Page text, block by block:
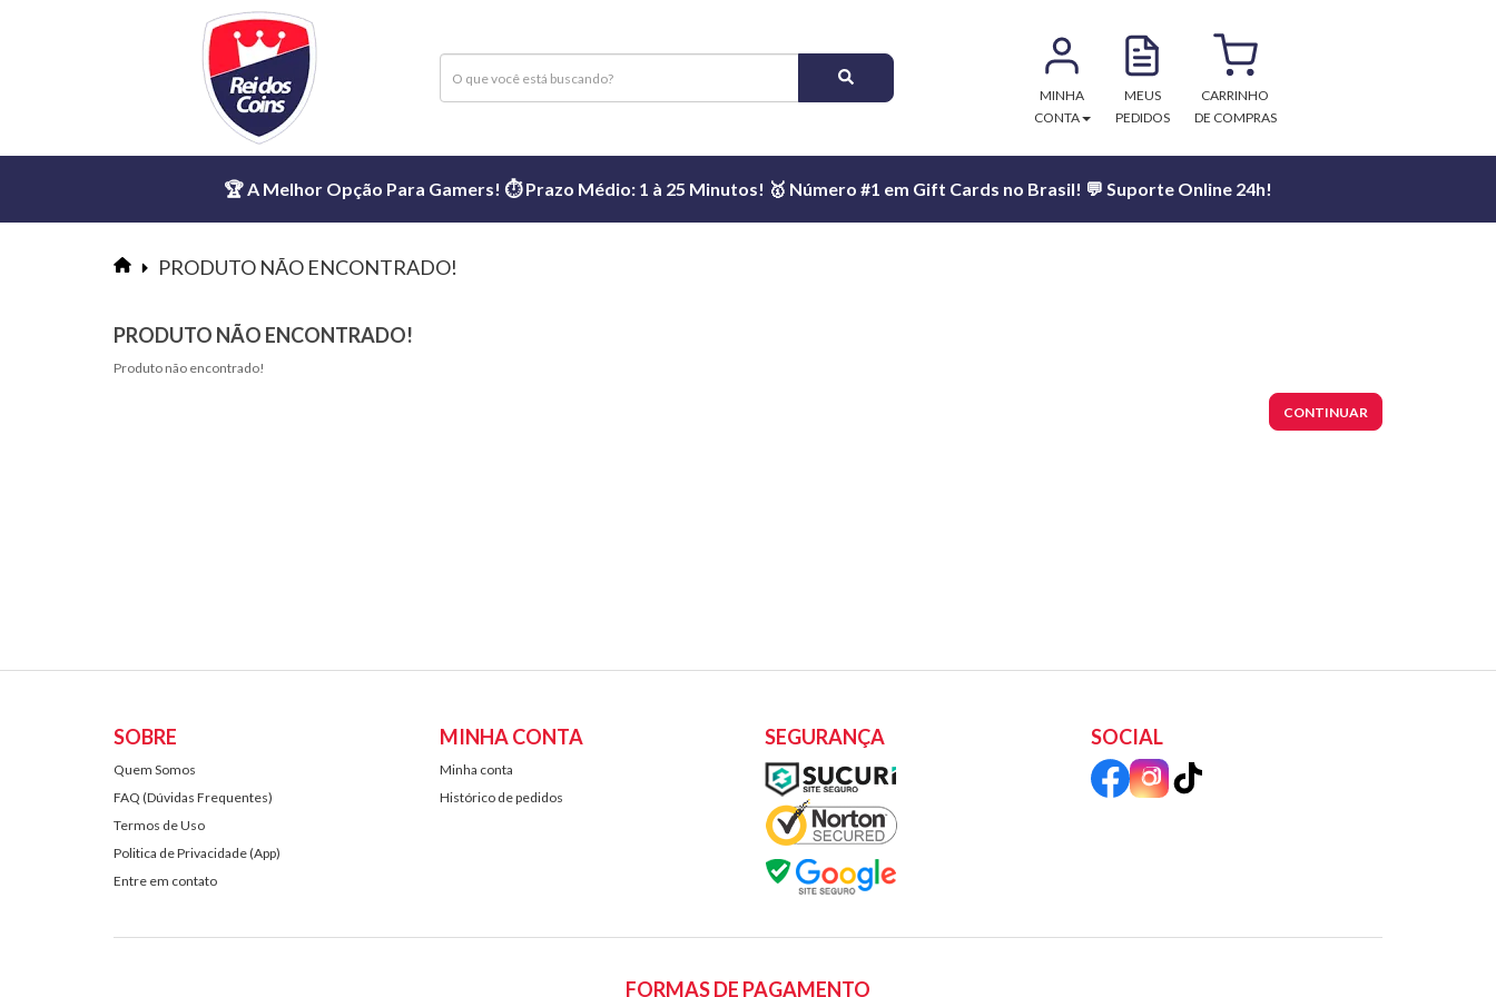
MINHA
CONTA
MEUS
PEDIDOS
CARRINHO
DE COMPRAS
🏆 A Melhor Opção Para Gamers! ⏱️ Prazo Médio: 1 à 25 Minutos! 🥇 Número #1 em Gift Cards no Brasil! 💬 Suporte Online 24h!
PRODUTO NÃO ENCONTRADO!
PRODUTO NÃO ENCONTRADO!
Produto não encontrado!
CONTINUAR
SOBRE
Quem Somos
FAQ (Dúvidas Frequentes)
Termos de Uso
Politica de Privacidade (App)
Entre em contato
MINHA CONTA
Minha conta
Histórico de pedidos
SEGURANÇA SOCIAL
FORMAS DE PAGAMENTO